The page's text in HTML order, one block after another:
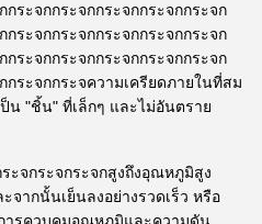
กระจกกระจกกระจกกระจกกระจก
กระจกกระจกกระจกกระจกกระจก
กระจกกระจกกระจกกระจกกระจก
กระจกกระจความเครียดภายในที่สม
น "ชิ้น" ที่เล็กๆ และไม่อันตราย
ะจกระจกระจกสูงถึงอุณหภูมิสูง
จากนั้นเย็นลงอย่างรวดเร็ว หรือ